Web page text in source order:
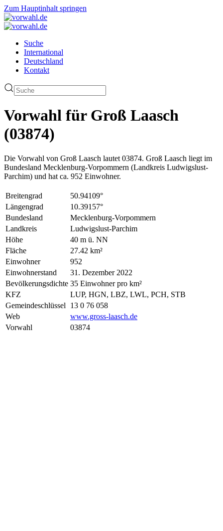
Zum Hauptinhalt springen
Suche
International
Deutschland
Kontakt
Vorwahl für Groß Laasch
(03874)
Die Vorwahl von Groß Laasch lautet 03874. Groß Laasch liegt im
Bundesland Mecklenburg-Vorpommern (Landkreis Ludwigslust-
Parchim) und hat ca. 952 Einwohner.
Breitengrad
50.94109°
Längengrad
10.39157°
Bundesland
Mecklenburg-Vorpommern
Landkreis
Ludwigslust-Parchim
Höhe
40 m ü. NN
Fläche
27.42 km²
Einwohner
952
Einwohnerstand
31. Dezember 2022
Bevölkerungsdichte 35 Einwohner pro km²
KFZ
LUP, HGN, LBZ, LWL, PCH, STB
Gemeindeschlüssel
13 0 76 058
Web
www.gross-laasch.de
Vorwahl
03874